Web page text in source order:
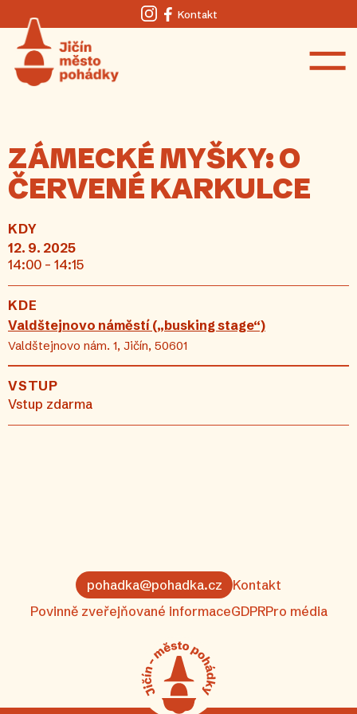
Instagram
Facebook
Kontakt
ZÁMECKÉ MYŠKY: O
ČERVENÉ KARKULCE
KDY
12. 9. 2025
14:00 - 14:15
KDE
Valdštejnovo náměstí („busking stage“)
Valdštejnovo nám. 1, Jičín, 50601
VSTUP
Vstup zdarma
pohadka@pohadka.cz
Kontakt
Povinně zveřejňované informaceGDPRPro média